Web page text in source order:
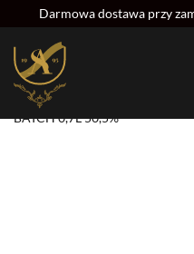
Darmowa dostawa przy
Strona główna
BATCH 0,7L 50,5%